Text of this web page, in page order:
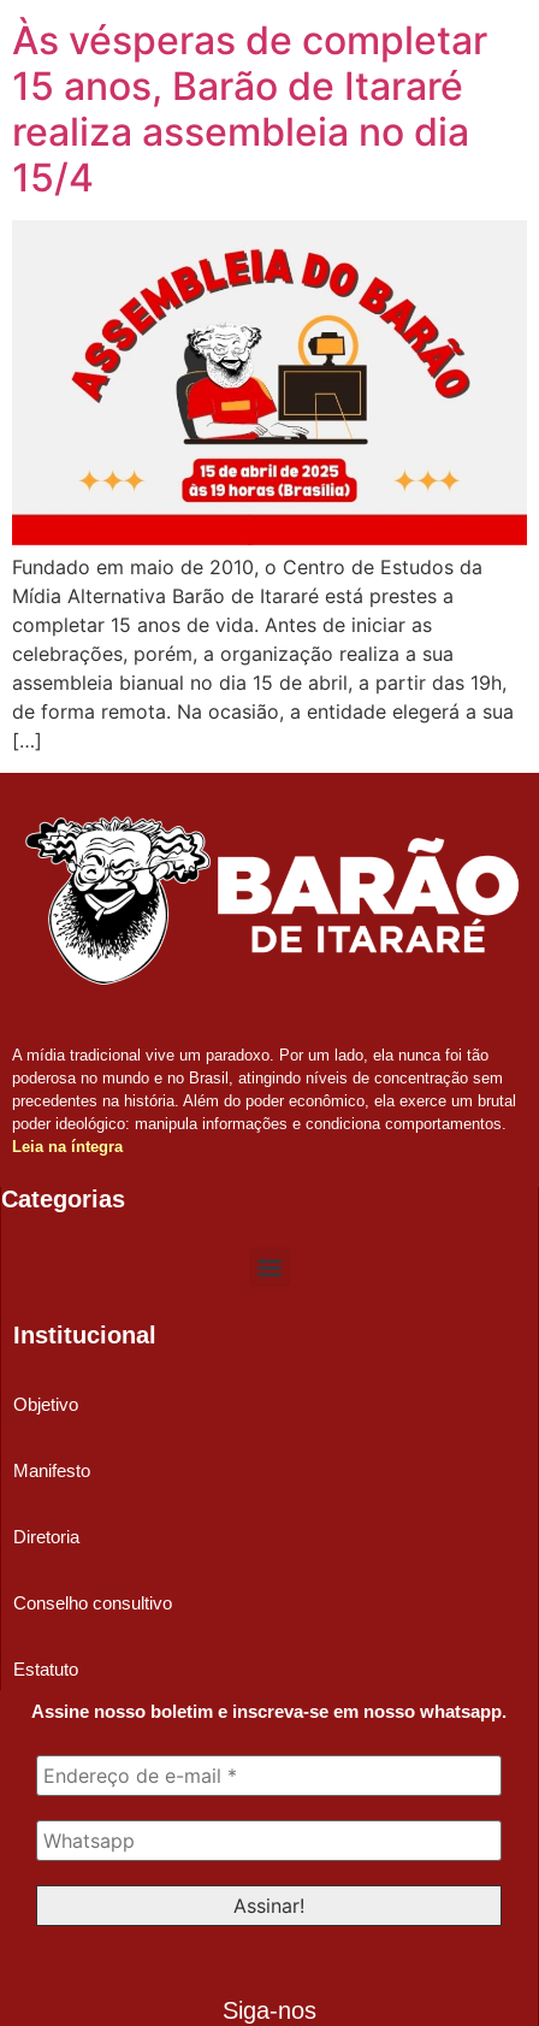
Às vésperas de completar
15 anos, Barão de Itararé
realiza assembleia no dia
15/4
Fundado em maio de 2010, o Centro de Estudos da
Mídia Alternativa Barão de Itararé está prestes a
completar 15 anos de vida. Antes de iniciar as
celebrações, porém, a organização realiza a sua
assembleia bianual no dia 15 de abril, a partir das 19h,
de forma remota. Na ocasião, a entidade elegerá a sua
[…]
A mídia tradicional vive um paradoxo. Por um lado, ela nunca foi tão
poderosa no mundo e no Brasil, atingindo níveis de concentração sem
precedentes na história. Além do poder econômico, ela exerce um brutal
poder ideológico: manipula informações e condiciona comportamentos.
Leia na íntegra
Categorias
Institucional
Objetivo
Manifesto
Diretoria
Conselho consultivo
Estatuto
Assine nosso boletim e inscreva-se em nosso whatsapp.
Siga-nos